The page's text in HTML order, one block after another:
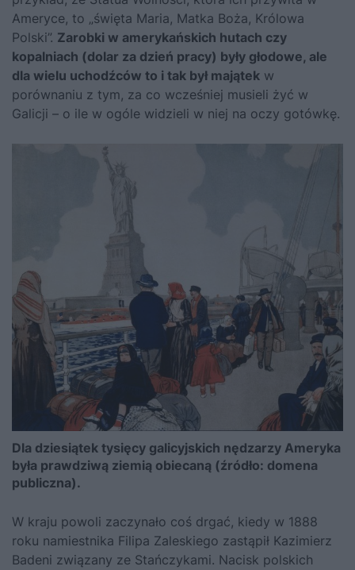
Ameryce, to „święta Maria, Matka Boża, Królowa
Polski”. Zarobki w amerykańskich hutach czy
kopalniach (dolar za dzień pracy) były głodowe, ale
dla wielu uchodźców to i tak był majątek w
porównaniu z tym, za co wcześniej musieli żyć w
Galicji – o ile w ogóle widzieli w niej na oczy gotówkę.
Dla dziesiątek tysięcy galicyjskich nędzarzy Ameryka
była prawdziwą ziemią obiecaną (źródło: domena
publiczna).
W kraju powoli zaczynało coś drgać, kiedy w 1888
roku namiestnika Filipa Zaleskiego zastąpił Kazimierz
Badeni związany ze Stańczykami. Nacisk polskich